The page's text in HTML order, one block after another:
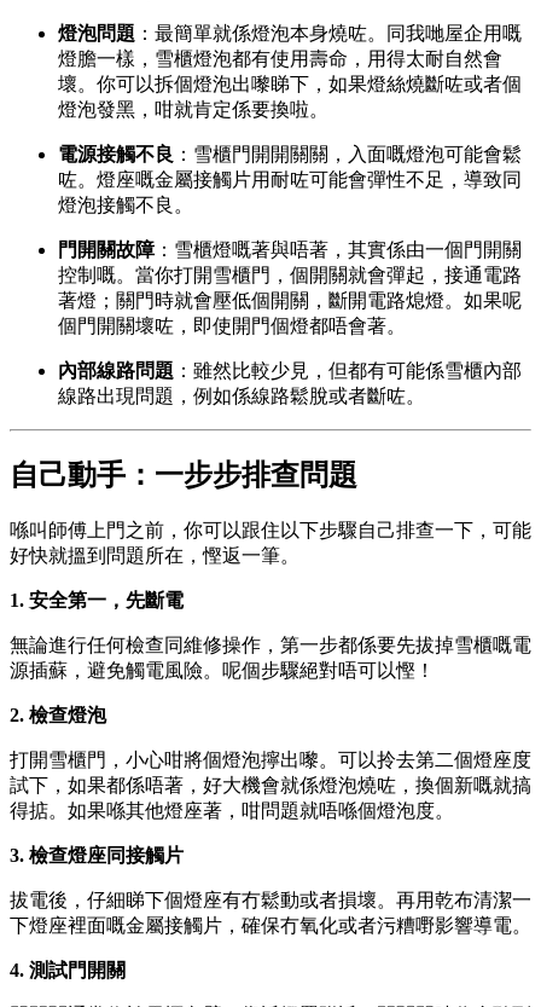
燈泡問題 ：最簡單就係燈泡本身燒咗。同我哋屋企用嘅
燈膽一樣，雪櫃燈泡都有使用壽命，用得太耐自然會
壞。你可以拆個燈泡出嚟睇下，如果燈絲燒斷咗或者個
燈泡發黑，咁就肯定係要換啦。
電源接觸不良 ：雪櫃門開開關關，入面嘅燈泡可能會鬆
咗。燈座嘅金屬接觸片用耐咗可能會彈性不足，導致同
燈泡接觸不良。
門開關故障：雪櫃燈嘅著與唔著，其實係由一個門開關
控制嘅。當你打開雪櫃門，個開關就會彈起，接通電路
著燈；關門時就會壓低個開關，斷開電路熄燈。如果呢
個門開關壞咗，即使開門個燈都唔會著。
內部線路問題 ：雖然比較少見，但都有可能係雪櫃內部
線路出現問題，例如係線路鬆脫或者斷咗。
自己動手：一步步排查問題
喺叫師傅上門之前，你可以跟住以下步驟自己排查一下，可能
好快就搵到問題所在，慳返一筆。
1. 安全第一，先斷電
無論進行任何檢查同維修操作，第一步都係要先拔掉雪櫃嘅電
源插蘇，避免觸電風險。呢個步驟絕對唔可以慳！
2. 檢查燈泡
打開雪櫃門，小心咁將個燈泡擰出嚟。可以拎去第二個燈座度
試下，如果都係唔著，好大機會就係燈泡燒咗，換個新嘅就搞
得掂。如果喺其他燈座著，咁問題就唔喺個燈泡度。
3. 檢查燈座同接觸片
拔電後，仔細睇下個燈座有冇鬆動或者損壞。再用乾布清潔一
下燈座裡面嘅金屬接觸片，確保冇氧化或者污糟嘢影響導電。
4. 測試門開關